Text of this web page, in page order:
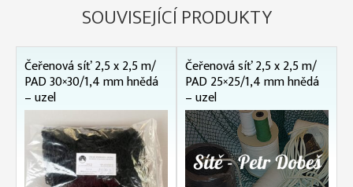
SOUVISEJÍCÍ PRODUKTY
Čeřenová síť 2,5 x 2,5 m/
PAD 30×30/1,4 mm hnědá
– uzel
Čeřenová síť 2,5 x 2,5 m/
PAD 25×25/1,4 mm hnědá
– uzel